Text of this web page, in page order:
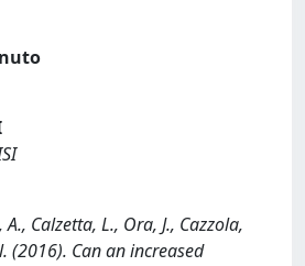
Calzetta, L., Ora, J., Cazzola,
(2016). Can an increased